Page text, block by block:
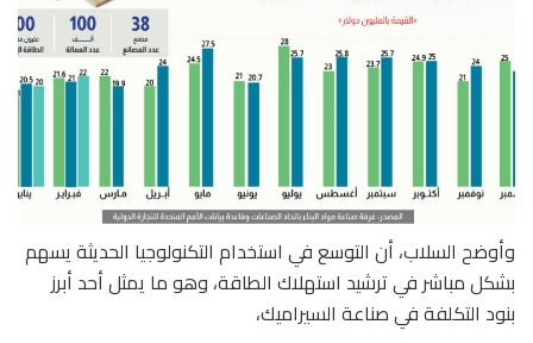
وأوضح السلاب، أن التوسع في استخدام التكنولوجيا الحديثة يسهم
بشكل مباشر في ترشيد استهلاك الطاقة، وهو ما يمثل أحد أبرز
بنود التكلفة في صناعة السيراميك،